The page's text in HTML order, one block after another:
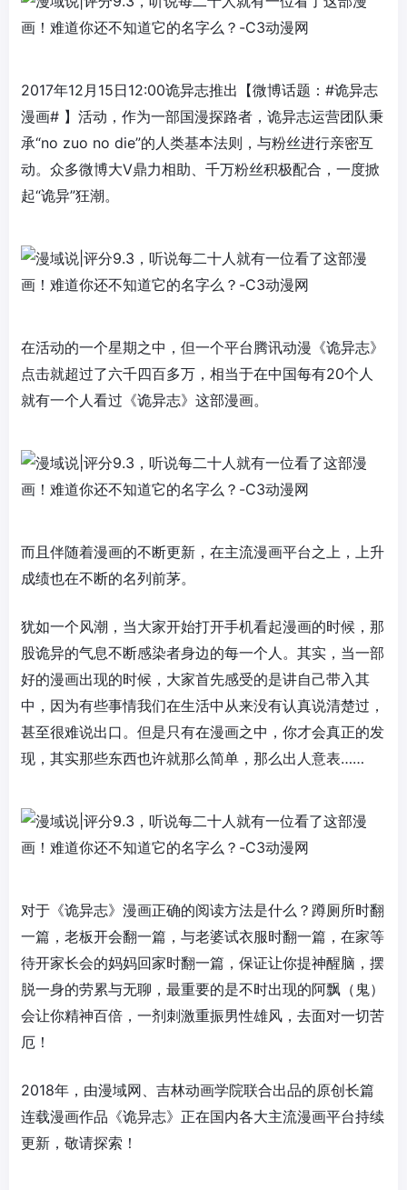
2017年12月15日12:00诡异志推出【微博话题：#诡异志
漫画# 】活动，作为一部国漫探路者，诡异志运营团队秉
承“no zuo no die”的人类基本法则，与粉丝进行亲密互
动。众多微博大V鼎力相助、千万粉丝积极配合，一度掀
起“诡异”狂潮。
在活动的一个星期之中，但一个平台腾讯动漫《诡异志》
点击就超过了六千四百多万，相当于在中国每有20个人
就有一个人看过《诡异志》这部漫画。
而且伴随着漫画的不断更新，在主流漫画平台之上，上升
成绩也在不断的名列前茅。
犹如一个风潮，当大家开始打开手机看起漫画的时候，那
股诡异的气息不断感染者身边的每一个人。其实，当一部
好的漫画出现的时候，大家首先感受的是讲自己带入其
中，因为有些事情我们在生活中从来没有认真说清楚过，
甚至很难说出口。但是只有在漫画之中，你才会真正的发
现，其实那些东西也许就那么简单，那么出人意表……
对于《诡异志》漫画正确的阅读方法是什么？蹲厕所时翻
一篇，老板开会翻一篇，与老婆试衣服时翻一篇，在家等
待开家长会的妈妈回家时翻一篇，保证让你提神醒脑，摆
脱一身的劳累与无聊，最重要的是不时出现的阿飘（鬼）
会让你精神百倍，一剂刺激重振男性雄风，去面对一切苦
厄！
2018年，由漫域网、吉林动画学院联合出品的原创长篇
连载漫画作品《诡异志》正在国内各大主流漫画平台持续
更新，敬请探索！